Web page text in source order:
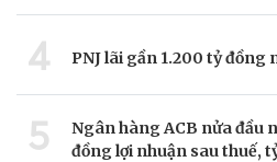
4 PNJ lãi gần 1.200 tỷ đồng
5
Ngân hàng ACB nửa đầu
đồng lợi nhuận sau thuế,